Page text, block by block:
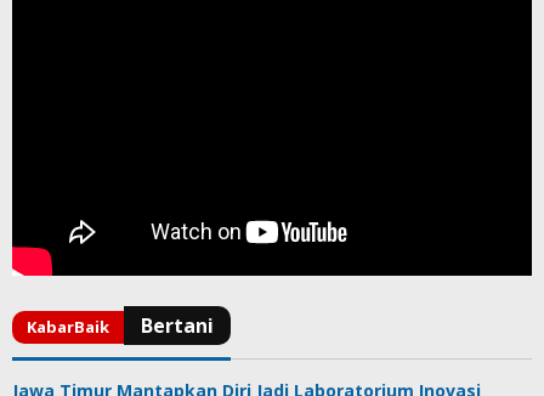
Jawa Timur Mantapkan Diri Jadi Laboratorium Inovasi